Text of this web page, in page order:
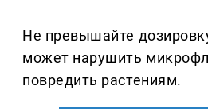
Не превышайте
может нарушить
повредить растениям.